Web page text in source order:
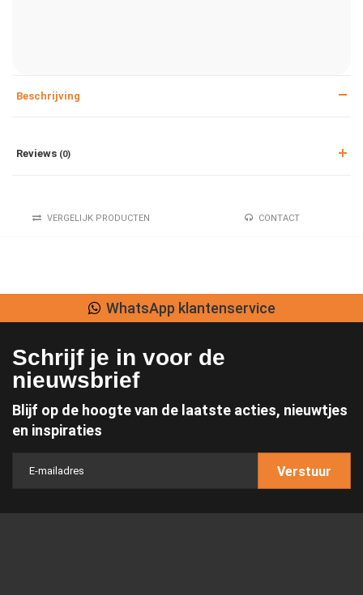
Beschrijving
Reviews (0)
VERGELIJK PRODUCTEN CONTACT
WhatsApp klantenservice
Schrijf je in voor de
nieuwsbrief
Blijf op de hoogte van de laatste acties, nieuwtjes
en inspiraties
Verstuur